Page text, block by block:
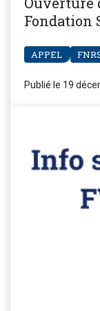
Fondation
APPEL
Publié le 19